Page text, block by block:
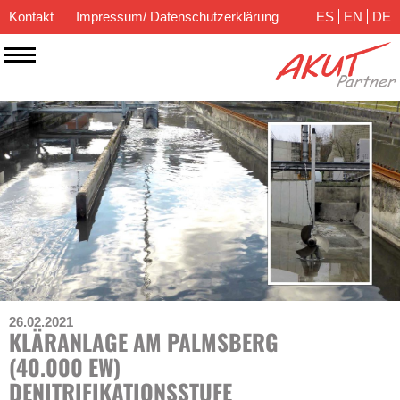
Kontakt Impressum/ Datenschutzerklärung ES EN DE
26.02.2021
KLÄRANLAGE AM PALMSBERG
(40.000 EW)
DENITRIFIKATIONSSTUFE